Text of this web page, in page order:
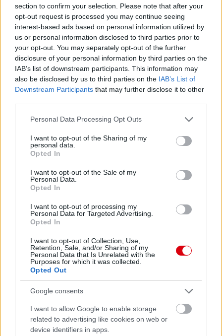
section to confirm your selection. Please note that after your
opt-out request is processed you may continue seeing
interest-based ads based on personal information utilized by
us or personal information disclosed to third parties prior to
your opt-out. You may separately opt-out of the further
disclosure of your personal information by third parties on the
IAB’s list of downstream participants. This information may
also be disclosed by us to third parties on the IAB’s List of
Downstream Participants that may further disclose it to other
Please note that this website/app uses one or more Google
not limited to your visit or usage behaviour. You may click to
grant or deny consent to Google and its third-party tags to
use your data for below specified purposes in below Google
consent section.
Personal Data Processing Opt Outs
I want to opt-out of the Sharing of my
personal data.
Opted In
I want to opt-out of the Sale of my
Personal Data.
Opted In
I want to opt-out of processing my
Personal Data for Targeted Advertising.
Opted In
I want to opt-out of Collection, Use,
Retention, Sale, and/or Sharing of my
Personal Data that Is Unrelated with the
Purposes for which it was collected.
Opted Out
Google consents
I want to allow Google to enable storage
related to advertising like cookies on web or
device identifiers in apps.
Meccs Center
Paris Saint-Germainvs
Manchester United
Nya Ullevi, Göteborg
0 nap 2 óra 31 perc 38 másodperc
Leeds Unitedvs Manchester United 2026-08-12 20:30
ELŐZŐ MÉRKŐZÉSEK
Támogatás
Támogasd adományoddal